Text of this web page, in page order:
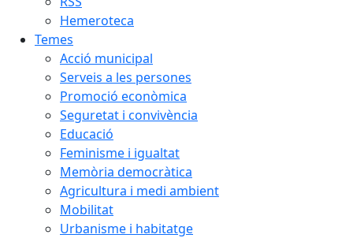
Hemeroteca
Temes
Acció municipal
Serveis a les persones
Promoció econòmica
Seguretat i convivència
Educació
Feminisme i igualtat
Memòria democràtica
Agricultura i medi ambient
Mobilitat
Urbanisme i habitatge